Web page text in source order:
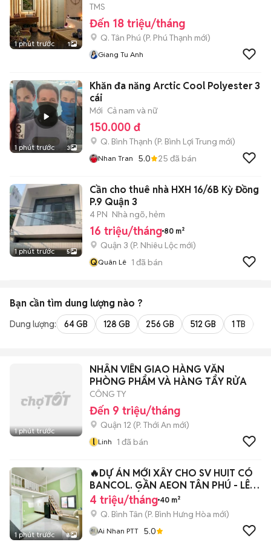
1 phút trước 1
TMS
Đến 18 triệu/tháng
Q. Tân Phú (P. Phú Thạnh mới)
Giang Tu Anh
1 phút trước 3
Khăn đa năng Arctic Cool Polyester 3
cái
Mới Cả nam và nữ
150.000 đ
Q. Bình Thạnh (P. Bình Lợi Trung mới)
Nhan Tran 5.0 25 đã bán
1 phút trước 5
Cần cho thuê nhà HXH 16/6B Kỳ Đồng
P.9 Quận 3
4 PN Nhà ngõ, hẻm
16 triệu/tháng 80 m²
Quận 3 (P. Nhiêu Lộc mới)
QQuân Lê 1 đã bán
Bạn cần tìm dung lượng nào ?
Dung lượng: 64 GB 128 GB 256 GB 512 GB 1 TB
1 phút trước
NHÂN VIÊN GIAO HÀNG VĂN
PHÒNG PHẨM VÀ HÀNG TẨY RỬA
CÔNG TY
Đến 9 triệu/tháng
Quận 12 (P. Thới An mới)
l Linh 1 đã bán
1 phút trước 8
🔥DỰ ÁN MỚI XÂY CHO SV HUIT CÓ
BANCOL. GẦN AEON TÂN PHÚ - LÊ
TRỌNG TẤN🔥
4 triệu/tháng 40 m²
Q. Bình Tân (P. Bình Hưng Hòa mới)
Ai Nhan PTT 5.0